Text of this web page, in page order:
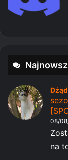
08/
na